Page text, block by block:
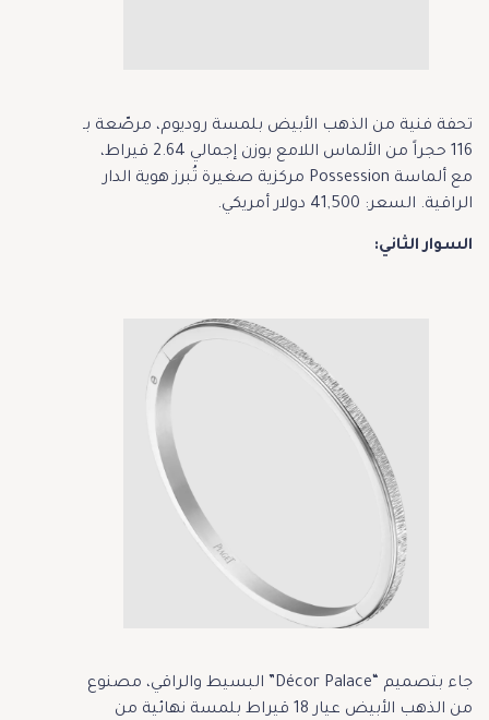
تحفة فنية من الذهب الأبيض بلمسة روديوم، مرصّعة بـ
116 حجراً من الألماس اللامع بوزن إجمالي 2.64 قيراط،
مع ألماسة Possession مركزية صغيرة تُبرز هوية الدار
الراقية. السعر: 41,500 دولار أمريكي.
السوار الثاني:
جاء بتصميم “Décor Palace” البسيط والراقي، مصنوع
من الذهب الأبيض عيار 18 قيراط بلمسة نهائية من